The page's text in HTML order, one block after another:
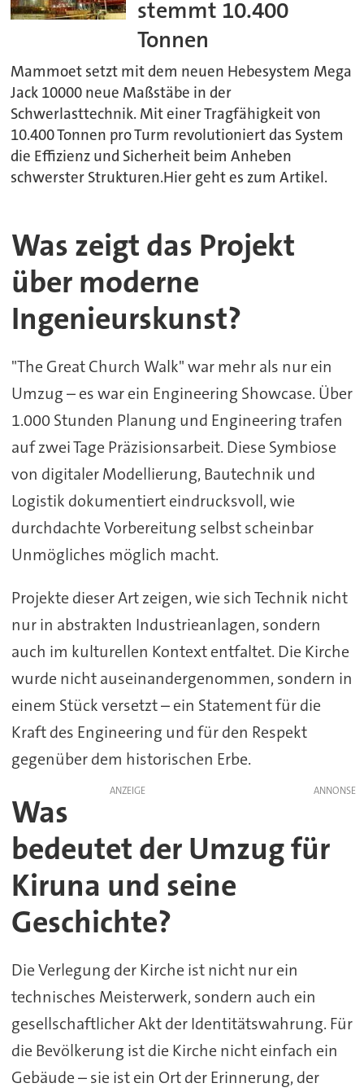
stemmt 10.400
Tonnen
Mammoet setzt mit dem neuen Hebesystem Mega
Jack 10000 neue Maßstäbe in der
Schwerlasttechnik. Mit einer Tragfähigkeit von
10.400 Tonnen pro Turm revolutioniert das System
die Effizienz und Sicherheit beim Anheben
schwerster Strukturen.Hier geht es zum Artikel.
Was zeigt das Projekt
über moderne
Ingenieurskunst?
"The Great Church Walk" war mehr als nur ein
Umzug – es war ein Engineering Showcase. Über
1.000 Stunden Planung und Engineering trafen
auf zwei Tage Präzisionsarbeit. Diese Symbiose
von digitaler Modellierung, Bautechnik und
Logistik dokumentiert eindrucksvoll, wie
durchdachte Vorbereitung selbst scheinbar
Unmögliches möglich macht.
Projekte dieser Art zeigen, wie sich Technik nicht
nur in abstrakten Industrieanlagen, sondern
auch im kulturellen Kontext entfaltet. Die Kirche
wurde nicht auseinandergenommen, sondern in
einem Stück versetzt – ein Statement für die
Kraft des Engineering und für den Respekt
gegenüber dem historischen Erbe.
ANZEIGE
Was
bedeutet der Umzug für
Kiruna und seine
Geschichte?
Die Verlegung der Kirche ist nicht nur ein
technisches Meisterwerk, sondern auch ein
gesellschaftlicher Akt der Identitätswahrung. Für
die Bevölkerung ist die Kirche nicht einfach ein
Gebäude – sie ist ein Ort der Erinnerung, der